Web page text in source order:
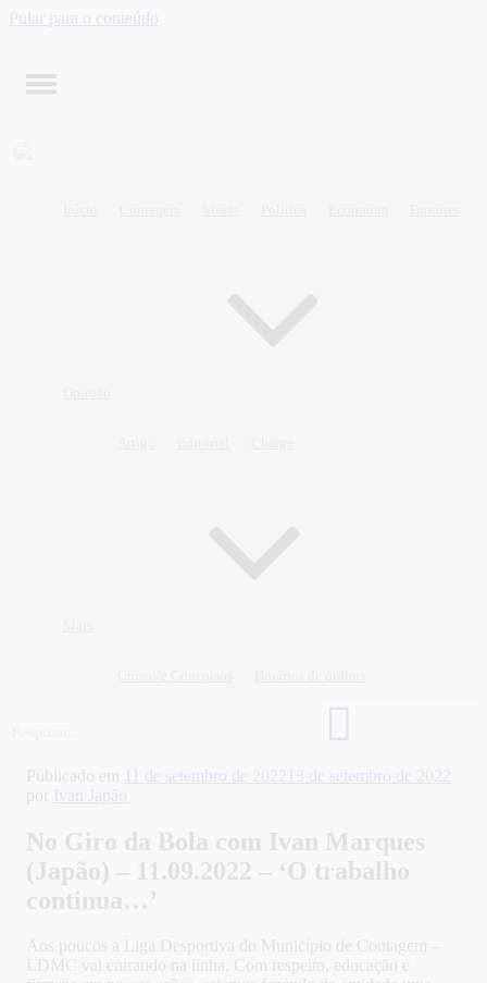
Pular para o conteúdo
Publicado em 11 de setembro de 2022
13 de setembro de 2022
por
Ivan Japão
No Giro da Bola com Ivan Marques
(Japão) – 11.09.2022 – ‘O trabalho
continua…’
Aos poucos a Liga Desportiva do Município de Contagem –
LDMC vai entrando na linha. Com respeito, educação e